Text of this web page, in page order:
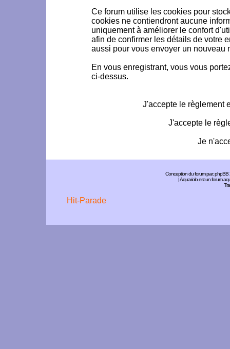
Ce forum utilise les cookies pour
cookies ne contiendront aucune
uniquement à améliorer le confort
afin de confirmer les détails de votre
aussi pour vous envoyer un nouveau
En vous enregistrant, vous vous
ci-dessus.
J'accepte le règlement
J'accepte le
Je
Conception du forum par:phpBB
| Aquariolo est un forum